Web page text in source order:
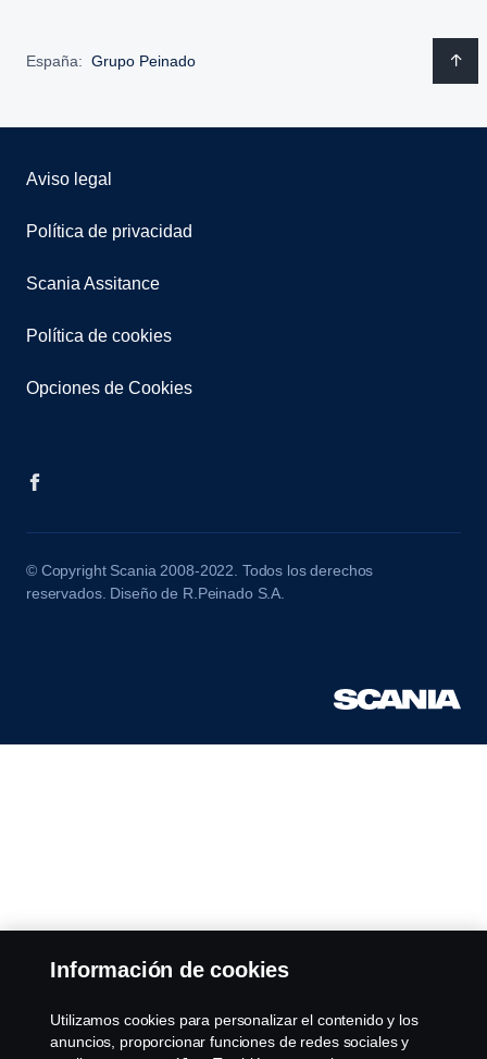
España: Grupo Peinado
Aviso legal
Política de privacidad
Scania Assitance
Política de cookies
Opciones de Cookies
© Copyright Scania 2008-2022. Todos los derechos
reservados. Diseño de R.Peinado S.A.
Información de cookies
Utilizamos cookies para personalizar el contenido y los
anuncios, proporcionar funciones de redes sociales y